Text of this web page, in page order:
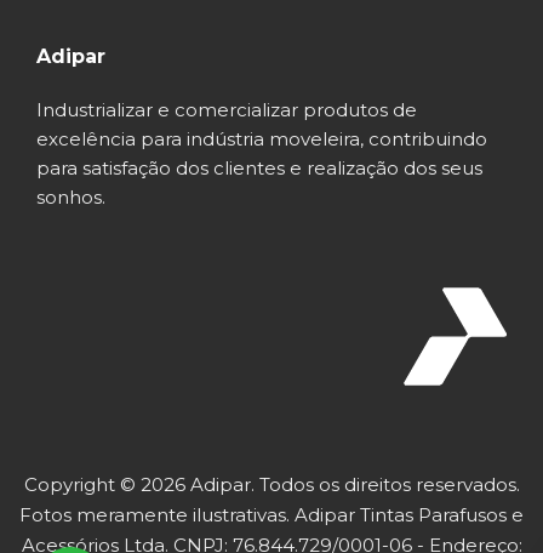
Adipar
Industrializar e comercializar produtos de
excelência para indústria moveleira, contribuindo
para satisfação dos clientes e realização dos seus
sonhos.
Copyright © 2026 Adipar. Todos os direitos reservados.
Fotos meramente ilustrativas. Adipar Tintas Parafusos e
Acessórios Ltda. CNPJ: 76.844.729/0001-06 - Endereço: